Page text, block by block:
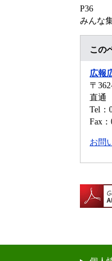
P36
みんな
この
広報
〒
直通
Tel：
Fax
お問